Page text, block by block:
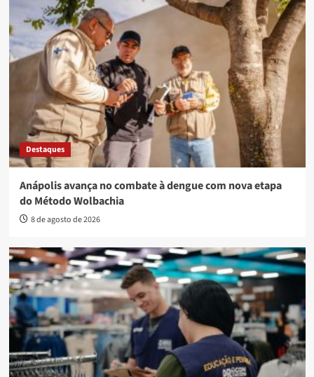
Destaques
Anápolis avança no combate à dengue com nova etapa
do Método Wolbachia
8 de agosto de 2026